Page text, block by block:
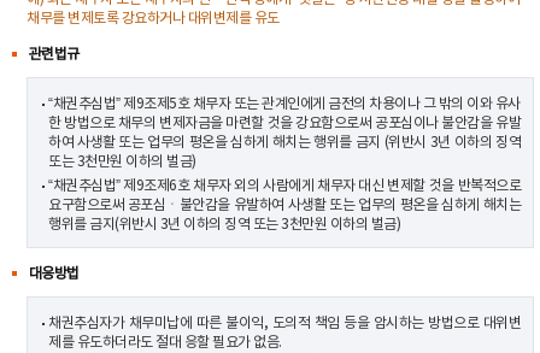
채무를 변제토록 강요하거나 대위변제를 유도
관련법규
“채권추심법” 제9조제5호 채무자 또는 관계인에게 금전의 차용이나 그 밖의 이와 유사
한 방법으로 채무의 변제자금을 마련할 것을 강요함으로써 공포심이나 불안감을 유발
하여 사생활 또는 업무의 평온을 심하게 해치는 행위를 금지 (위반시 3년 이하의 징역
또는 3천만원 이하의 벌금)
“채권추심법” 제9조제6호 채무자 외의 사람에게 채무자 대신 변제할 것을 반복적으로
요구함으로써 공포심ㆍ불안감을 유발하여 사생활 또는 업무의 평온을 심하게 해치는
행위를 금지(위반시 3년 이하의 징역 또는 3천만원 이하의 벌금)
대응방법
채권추심자가 채무미납에 따른 불이익, 도의적 책임 등을 암시하는 방법으로 대위변
제를 유도하더라도 절대 응할 필요가 없음.